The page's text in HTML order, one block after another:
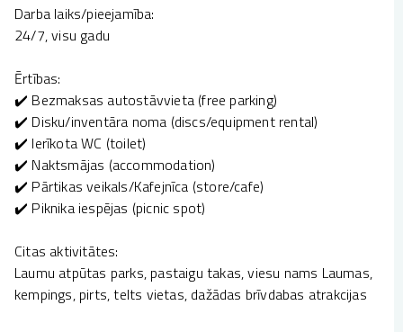
Darba laiks/pieejamība:
24/7, visu gadu
Ērtības:
✔️ Bezmaksas autostāvvieta (free parking)
✔️ Disku/inventāra noma (discs/equipment rental)
✔️ Ierīkota WC (toilet)
✔️ Naktsmājas (accommodation)
✔️ Pārtikas veikals/Kafejnīca (store/cafe)
✔️ Piknika iespējas (picnic spot)
Citas aktivitātes:
Laumu atpūtas parks, pastaigu takas, viesu nams Laumas,
kempings, pirts, telts vietas, dažādas brīvdabas atrakcijas